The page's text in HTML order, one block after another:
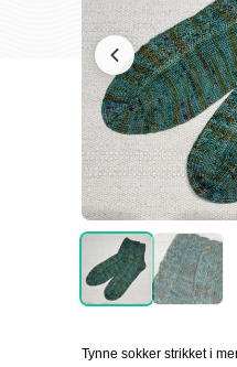
Tynne sokker strikket i